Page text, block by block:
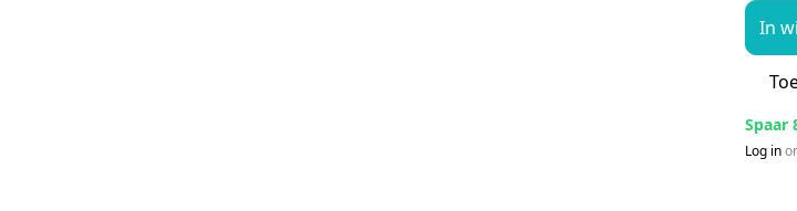
In
Spaar
Log in